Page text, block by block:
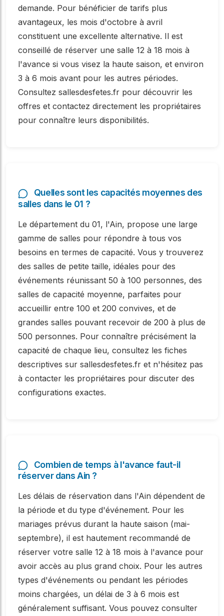
demande. Pour bénéficier de tarifs plus
avantageux, les mois d'octobre à avril
constituent une excellente alternative. Il est
conseillé de réserver une salle 12 à 18 mois à
l'avance si vous visez la haute saison, et environ
3 à 6 mois avant pour les autres périodes.
Consultez sallesdesfetes.fr pour découvrir les
offres et contactez directement les propriétaires
pour connaître leurs disponibilités.
Quelles sont les capacités moyennes des
salles dans le 01 ?
Le département du 01, l'Ain, propose une large
gamme de salles pour répondre à tous vos
besoins en termes de capacité. Vous y trouverez
des salles de petite taille, idéales pour des
événements réunissant 50 à 100 personnes, des
salles de capacité moyenne, parfaites pour
accueillir entre 100 et 200 convives, et de
grandes salles pouvant recevoir de 200 à plus de
500 personnes. Pour connaître précisément la
capacité de chaque lieu, consultez les fiches
descriptives sur sallesdesfetes.fr et n'hésitez pas
à contacter les propriétaires pour discuter des
configurations exactes.
Combien de temps à l'avance faut-il
réserver dans Ain ?
Les délais de réservation dans l'Ain dépendent de
la période et du type d'événement. Pour les
mariages prévus durant la haute saison (mai-
septembre), il est hautement recommandé de
réserver votre salle 12 à 18 mois à l'avance pour
avoir accès au plus grand choix. Pour les autres
types d'événements ou pendant les périodes
moins chargées, un délai de 3 à 6 mois est
généralement suffisant. Vous pouvez consulter